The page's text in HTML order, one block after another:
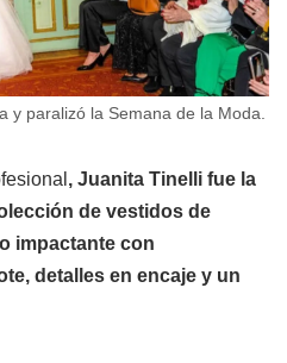
y paralizó la Semana de la Moda.
, Juanita Tinelli fue la
de vestidos de
impactante con
detalles en encaje y un